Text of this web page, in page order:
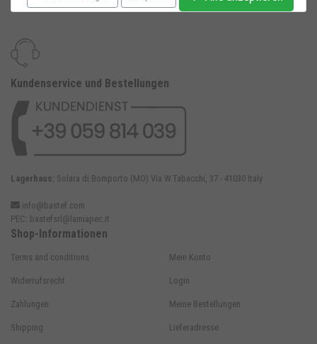
Kundenservice und Bestellungen
Lagerhaus: Solara di Bomporto (MO) Via W.Tabacchi, 37 - 41030 Italy
info@bastef.com
PEC: bastefsrl@lamiapec.it
Shop-Informationen
Terms and conditions
Widerrufsrecht
Zahlungen
Shipping
Mein Konto
Login
Meine Bestellungen
Lieferadresse